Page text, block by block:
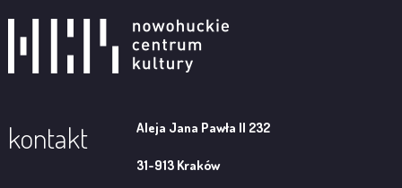
kontakt Aleja Jana Pawła II 232
31-913 Kraków